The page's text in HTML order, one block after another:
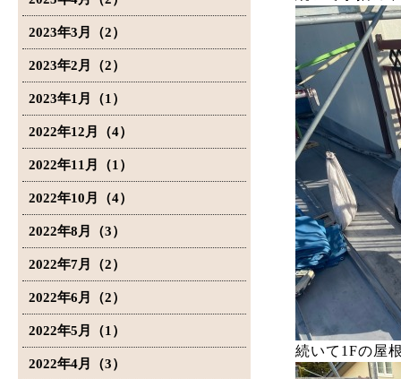
2023年3月（2）
2023年2月（2）
2023年1月（1）
2022年12月（4）
2022年11月（1）
2022年10月（4）
2022年8月（3）
2022年7月（2）
2022年6月（2）
2022年5月（1）
2022年4月（3）
続いて1Fの屋